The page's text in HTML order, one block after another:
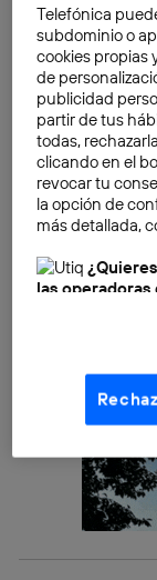
complejo sea
condiciones
todo ello es
requiere
interactivos,
Telefónica
subdominio o
cookies propias
de
publicidad
partir de tus
todas,
clicando en el
revocar tu
la opción de
más detallada,
las
Nosotros,
realizar
(como se
basadas en tu
aquí
internet
operadoras de
La tecnología
prioridad
La tecnología